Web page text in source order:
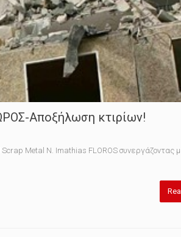
Αποξήλωση κτιρίων!
Metal N. Imathias FLOROS συνεργάζοντας